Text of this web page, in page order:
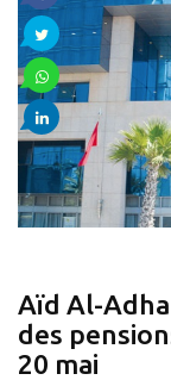
Aïd Al-
des
20 mai